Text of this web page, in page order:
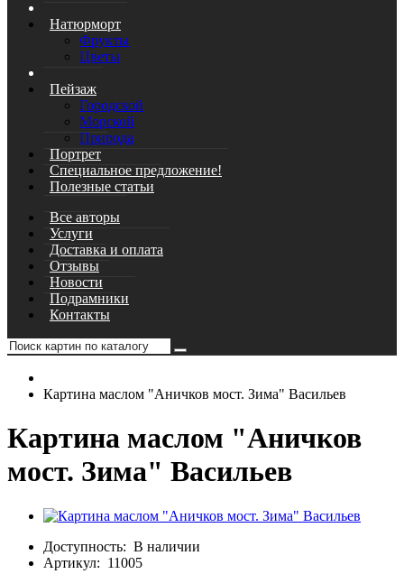
Натюрморт
Фрукты
Цветы
Пейзаж
Городской
Морской
Природа
Портрет
Специальное предложение!
Полезные статьи
Все авторы
Услуги
Доставка и оплата
Отзывы
Новости
Подрамники
Контакты
Картина маслом "Аничков мост. Зима" Васильев
Картина маслом "Аничков
мост. Зима" Васильев
Доступность: В наличии
Артикул: 11005